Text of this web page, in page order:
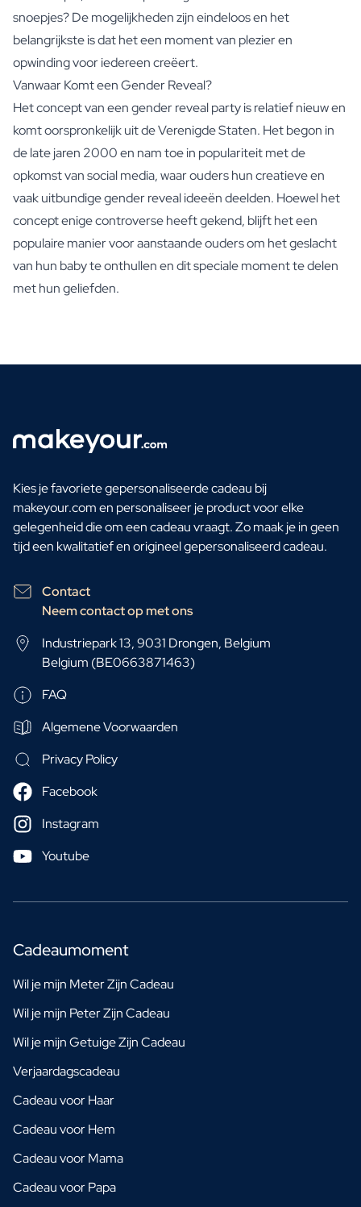
snoepjes? De mogelijkheden zijn eindeloos en het
belangrijkste is dat het een moment van plezier en
opwinding voor iedereen creëert.
Vanwaar Komt een Gender Reveal?
Het concept van een gender reveal party is relatief nieuw en
komt oorspronkelijk uit de Verenigde Staten. Het begon in
de late jaren 2000 en nam toe in populariteit met de
opkomst van social media, waar ouders hun creatieve en
vaak uitbundige gender reveal ideeën deelden. Hoewel het
concept enige controverse heeft gekend, blijft het een
populaire manier voor aanstaande ouders om het geslacht
van hun baby te onthullen en dit speciale moment te delen
met hun geliefden.
Kies je favoriete gepersonaliseerde cadeau bij
makeyour.com en personaliseer je product voor elke
gelegenheid die om een cadeau vraagt. Zo maak je in geen
tijd een kwalitatief en origineel gepersonaliseerd cadeau.
Contact
Neem contact op met ons
Industriepark 13, 9031 Drongen, Belgium
Belgium (BE0663871463)
FAQ
Algemene Voorwaarden
Privacy Policy
Facebook
Instagram
Youtube
Cadeaumoment
Wil je mijn Meter Zijn Cadeau
Wil je mijn Peter Zijn Cadeau
Wil je mijn Getuige Zijn Cadeau
Verjaardagscadeau
Cadeau voor Haar
Cadeau voor Hem
Cadeau voor Mama
Cadeau voor Papa